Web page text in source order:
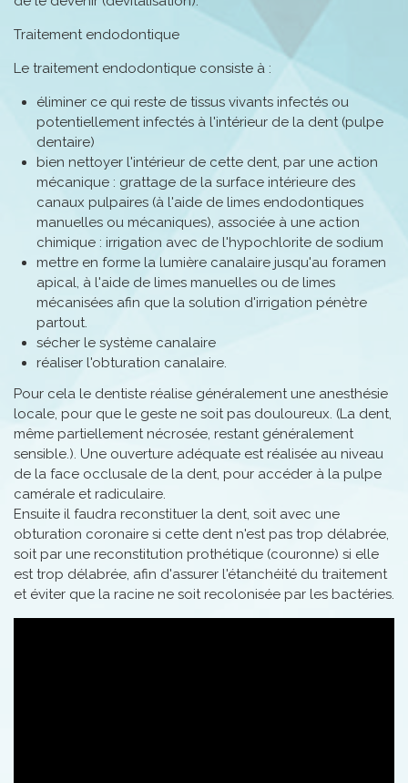
Traitement endodontique
Le traitement endodontique consiste à :
éliminer ce qui reste de tissus vivants infectés ou
potentiellement infectés à l'intérieur de la dent (pulpe
dentaire)
bien nettoyer l'intérieur de cette dent, par une action
mécanique : grattage de la surface intérieure des
canaux pulpaires (à l'aide de limes endodontiques
manuelles ou mécaniques), associée à une action
chimique : irrigation avec de l'hypochlorite de sodium
mettre en forme la lumière canalaire jusqu'au foramen
apical, à l'aide de limes manuelles ou de limes
mécanisées afin que la solution d'irrigation pénètre
partout.
sécher le système canalaire
réaliser l'obturation canalaire.
Pour cela le dentiste réalise généralement une anesthésie
locale, pour que le geste ne soit pas douloureux. (La dent,
même partiellement nécrosée, restant généralement
sensible.). Une ouverture adéquate est réalisée au niveau
de la face occlusale de la dent, pour accéder à la pulpe
camérale et radiculaire.
Ensuite il faudra reconstituer la dent, soit avec une
obturation coronaire si cette dent n'est pas trop délabrée,
soit par une reconstitution prothétique (couronne) si elle
est trop délabrée, afin d'assurer l'étanchéité du traitement
et éviter que la racine ne soit recolonisée par les bactéries.